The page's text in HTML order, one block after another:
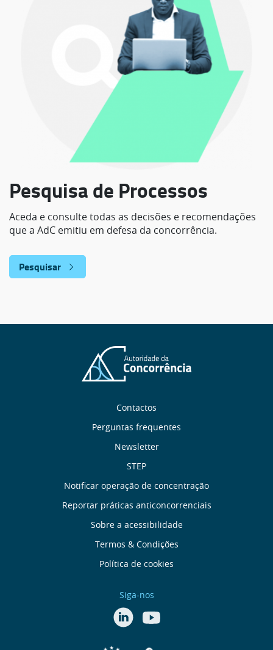
Pesquisa de Processos
Aceda e consulte todas as decisões e recomendações
que a AdC emitiu em defesa da concorrência.
Pesquisar
Contactos
Perguntas frequentes
Newsletter
STEP
Notificar operação de concentração
Reportar práticas anticoncorrenciais
Sobre a acessibilidade
Termos & Condições
Política de cookies
Siga-nos